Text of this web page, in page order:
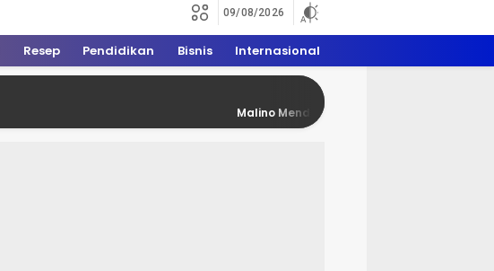
09/08/2026
Resep Pendidikan Bisnis Internasional
Malino Mendadak Penuh Rider Trail, WAM 2026